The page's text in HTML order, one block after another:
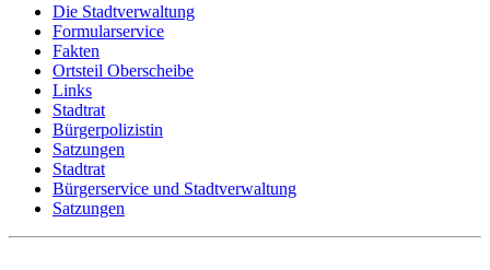
Die Stadtverwaltung
Formularservice
Fakten
Ortsteil Oberscheibe
Links
Stadtrat
Bürgerpolizistin
Satzungen
Stadtrat
Bürgerservice und Stadtverwaltung
Satzungen